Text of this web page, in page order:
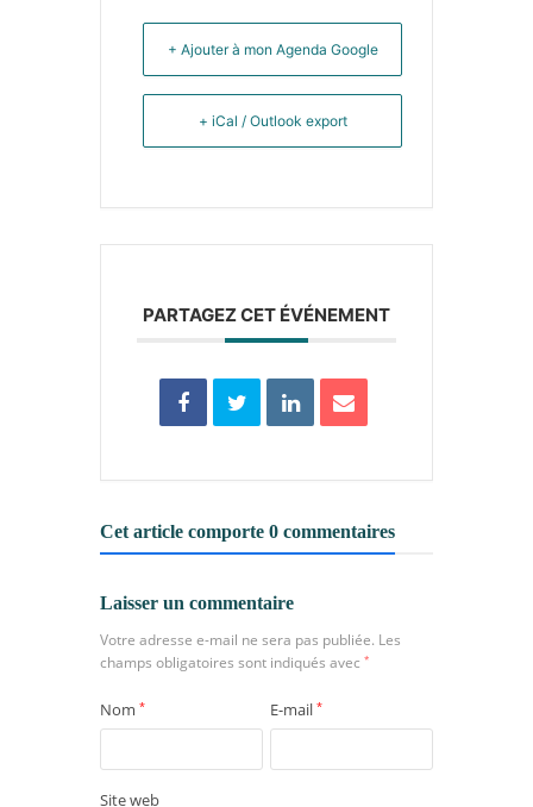
+ Ajouter à mon Agenda Google
+ iCal / Outlook export
PARTAGEZ CET ÉVÉNEMENT
Cet article comporte 0 commentaires
Laisser un commentaire
Votre adresse e-mail ne sera pas publiée. Les
champs obligatoires sont indiqués avec *
Nom * E-mail *
Site web